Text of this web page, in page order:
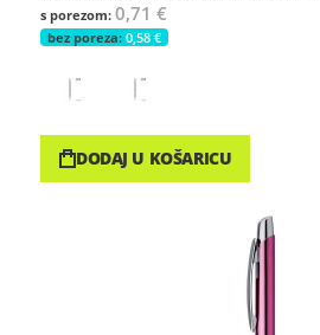
0,71 €
0,58 €
DODAJ U KOŠARICU